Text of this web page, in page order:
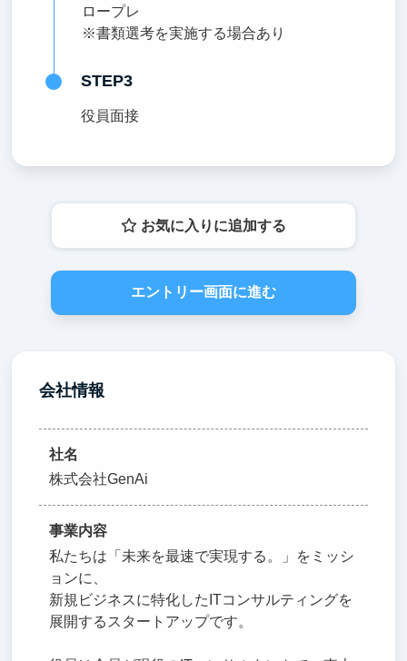
ロープレ
※書類選考を実施する場合あり
STEP3
役員面接
お気に入りに追加する
エントリー画面に進む
会社情報
社名
株式会社GenAi
事業内容
私たちは「未来を最速で実現する。」をミッシ
ョンに、
新規ビジネスに特化したITコンサルティングを
展開するスタートアップです。